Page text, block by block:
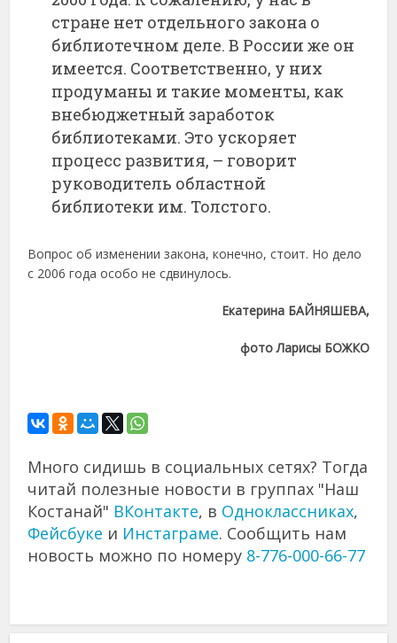
стране нет отдельного закона о
библиотечном деле. В России же он
имеется. Соответственно, у них
продуманы и такие моменты, как
внебюджетный заработок
библиотеками. Это ускоряет
процесс развития, – говорит
руководитель областной
библиотеки им. Толстого.
Вопрос об изменении закона, конечно, стоит. Но дело
с 2006 года особо не сдвинулось.
Екатерина БАЙНЯШЕВА,
фото Ларисы БОЖКО
Много сидишь в социальных сетях? Тогда
читай полезные новости в группах "Наш
Костанай" ВКонтакте, в Одноклассниках,
Фейсбуке и Инстаграме. Сообщить нам
новость можно по номеру 8-776-000-66-77